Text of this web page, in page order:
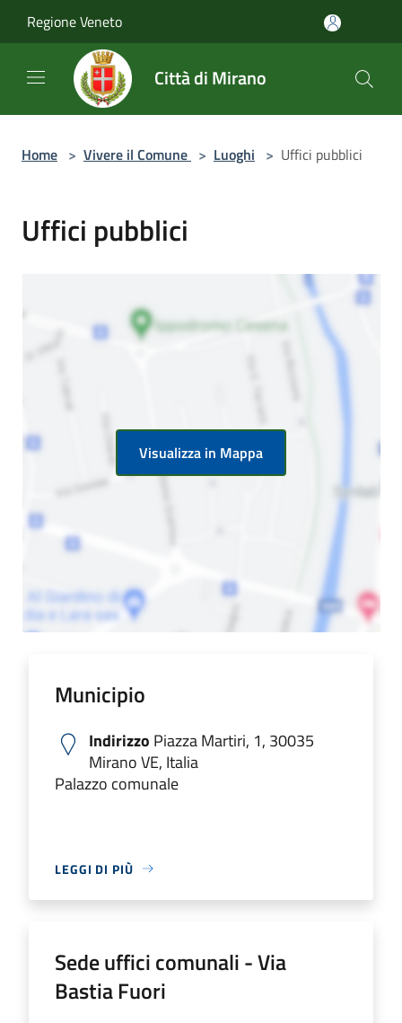
Regione Veneto
Città di Mirano
Home > Vivere il Comune > Luoghi > Uffici pubblici
Uffici pubblici
Visualizza in Mappa
Municipio
Indirizzo Piazza Martiri, 1, 30035
Mirano VE, Italia
Palazzo comunale
LEGGI DI PIÙ
Sede uffici comunali - Via
Bastia Fuori